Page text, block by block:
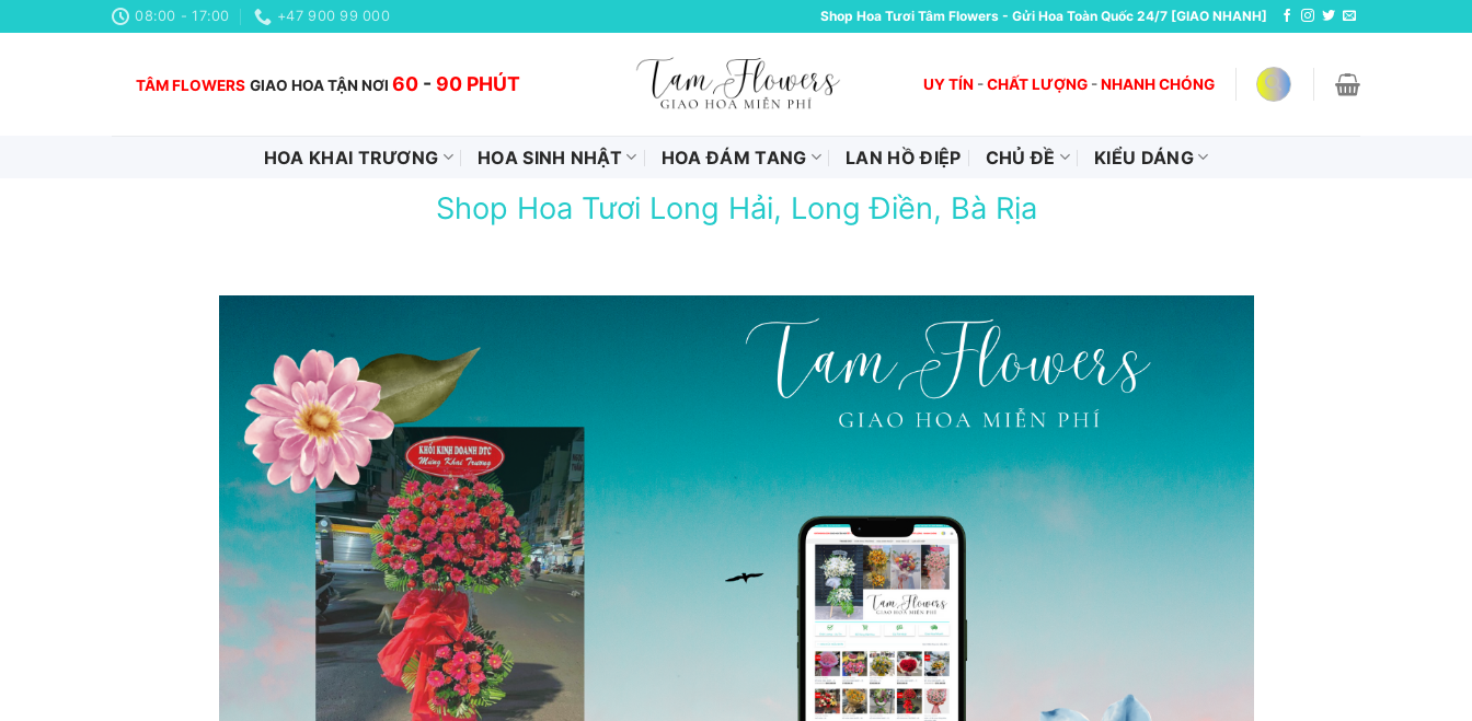
đến
08:00 - 17:00 +47 900 99 000 Shop Hoa Tươi Tâm Flowers - Gửi Hoa Toàn Quốc 24/7 [GIAO NHANH]
TÂM FLOWERS GIAO HOA TẬN NƠI 60 - 90 PHÚT UY TÍN -CHẤT LƯỢNG -NHANH CHÓNG
HOA KHAI TRƯƠNG HOA SINH NHẬT HOA ĐÁM TANG LAN HỒ ĐIỆP CHỦ ĐỀ KIỂU DÁNG
Shop Hoa Tươi Long Hải, Long Điền, Bà Rịa